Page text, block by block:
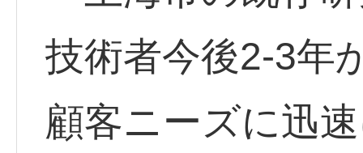
技術者今後2-3年
顧客ニーズに迅